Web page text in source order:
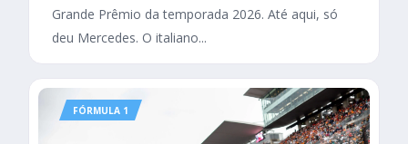
Grande Prêmio da temporada 2026. Até aqui, só
deu Mercedes. O italiano...
FÓRMULA 1